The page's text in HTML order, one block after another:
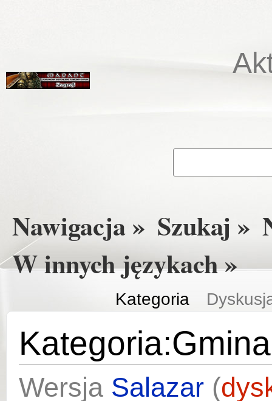
Nawigacja » Szukaj »
W innych językach »
Kategoria
Wersja Salazar (